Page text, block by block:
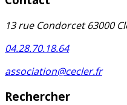
13 rue Condorcet 63000
04.28.70.18.64
association@cecler.fr
Rechercher